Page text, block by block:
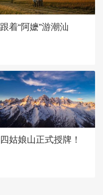
跟着“阿嬷”游潮汕
四姑娘山正式授牌！